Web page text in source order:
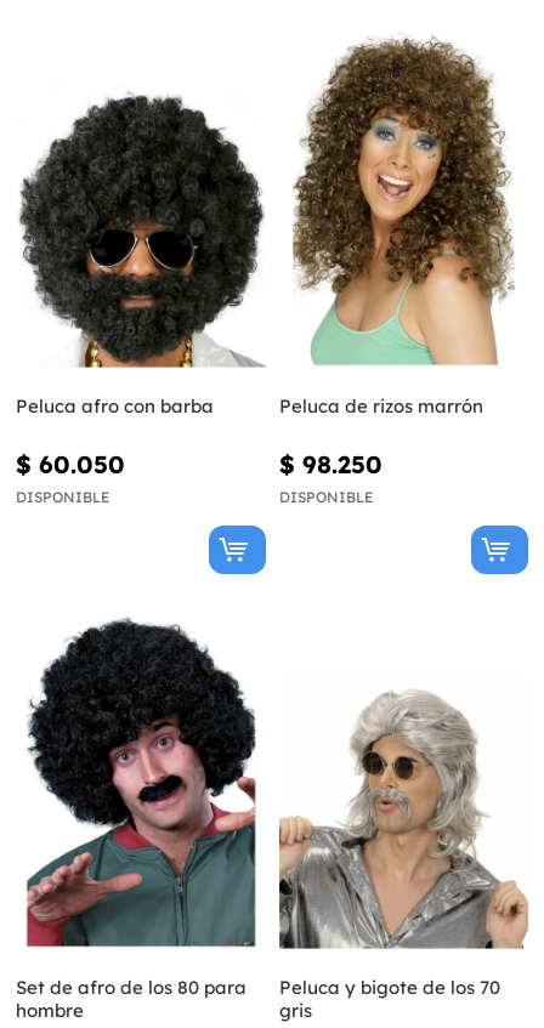
Peluca afro con barba
$ 60.050
DISPONIBLE
Peluca de rizos marrón
$ 98.250
DISPONIBLE
Set de afro de los 80 para
hombre
Peluca y bigote de los 70
gris